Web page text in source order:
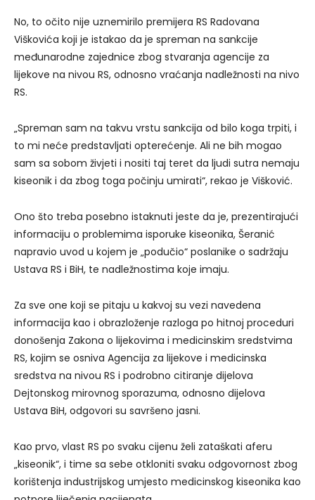
No, to očito nije uznemirilo premijera RS Radovana
Viškovića koji je istakao da je spreman na sankcije
međunarodne zajednice zbog stvaranja agencije za
lijekove na nivou RS, odnosno vraćanja nadležnosti na nivo
RS.
„Spreman sam na takvu vrstu sankcija od bilo koga trpiti, i
to mi neće predstavljati opterećenje. Ali ne bih mogao
sam sa sobom živjeti i nositi taj teret da ljudi sutra nemaju
kiseonik i da zbog toga počinju umirati“, rekao je Višković.
Ono što treba posebno istaknuti jeste da je, prezentirajući
informaciju o problemima isporuke kiseonika, Šeranić
napravio uvod u kojem je „podučio“ poslanike o sadržaju
Ustava RS i BiH, te nadležnostima koje imaju.
Za sve one koji se pitaju u kakvoj su vezi navedena
informacija kao i obrazloženje razloga po hitnoj proceduri
donošenja Zakona o lijekovima i medicinskim sredstvima
RS, kojim se osniva Agencija za lijekove i medicinska
sredstva na nivou RS i podrobno citiranje dijelova
Dejtonskog mirovnog sporazuma, odnosno dijelova
Ustava BiH, odgovori su savršeno jasni.
Kao prvo, vlast RS po svaku cijenu želi zataškati aferu
„kiseonik“, i time sa sebe otkloniti svaku odgovornost zbog
korištenja industrijskog umjesto medicinskog kiseonika kao